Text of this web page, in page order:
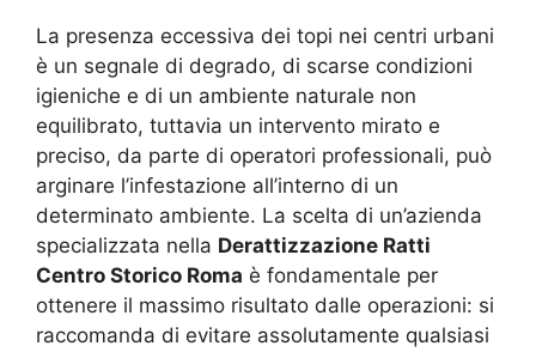
La presenza eccessiva dei topi nei centri urbani
è un segnale di degrado, di scarse condizioni
igieniche e di un ambiente naturale non
equilibrato, tuttavia un intervento mirato e
preciso, da parte di operatori professionali, può
arginare l’infestazione all’interno di un
determinato ambiente. La scelta di un’azienda
specializzata nella Derattizzazione Ratti
Centro Storico Roma è fondamentale per
ottenere il massimo risultato dalle operazioni: si
raccomanda di evitare assolutamente qualsiasi